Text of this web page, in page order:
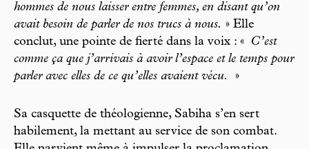
hommes de nous laisser entre femmes, en disant qu’on
avait besoin de parler de nos trucs à nous. » Elle
conclut, une pointe de fierté dans la voix : «
C’est
comme ça que j’arrivais à avoir l’espace et le temps pour
parler avec elles de ce qu’elles avaient vécu.
»
Sa casquette de théologienne, Sabiha s’en sert
habilement, la mettant au service de son combat.